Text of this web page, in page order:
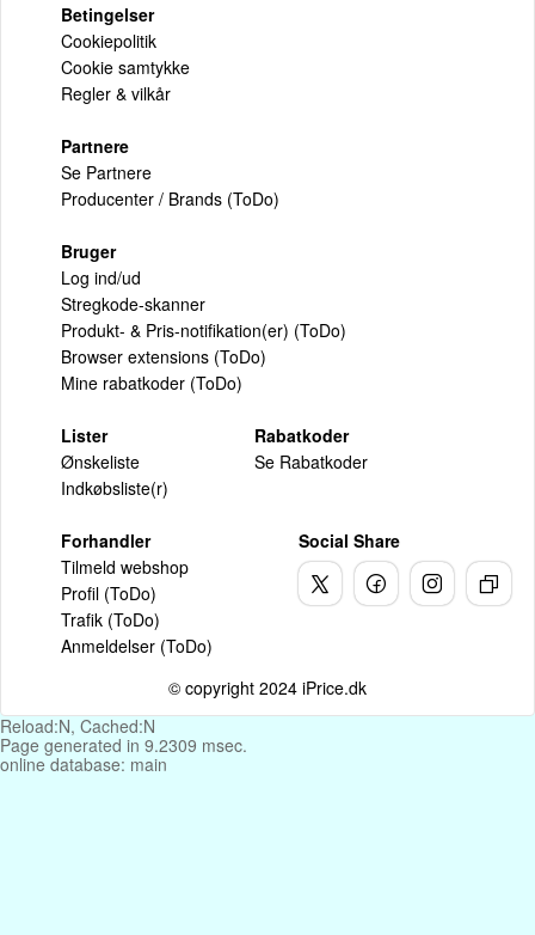
Betingelser
Cookiepolitik
Cookie samtykke
Regler & vilkår
Partnere
Se Partnere
Producenter / Brands (ToDo)
Bruger
Log ind/ud
Stregkode-skanner
Produkt- & Pris-notifikation(er) (ToDo)
Browser extensions (ToDo)
Mine rabatkoder (ToDo)
Lister
Ønskeliste
Indkøbsliste(r)
Rabatkoder
Se Rabatkoder
Forhandler
Tilmeld webshop
Profil (ToDo)
Trafik (ToDo)
Anmeldelser (ToDo)
Social Share
© copyright 2024 iPrice.dk
Reload:N, Cached:N
Page generated in 9.2309 msec.
online database: main